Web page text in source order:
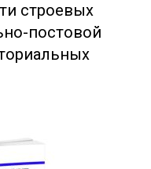
строевых
постовой